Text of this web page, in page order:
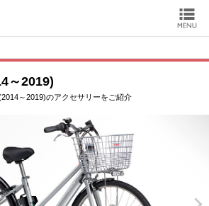
～2019)
～2019)のアクセサリーをご紹介